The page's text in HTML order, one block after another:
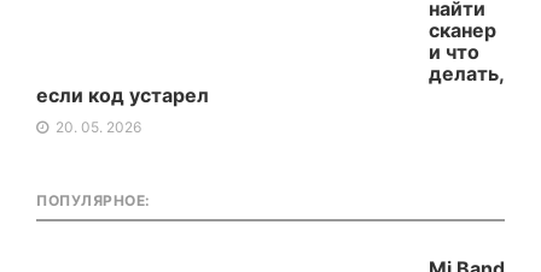
найти
сканер
и что
делать,
если код устарел
20. 05. 2026
ПОПУЛЯРНОЕ: